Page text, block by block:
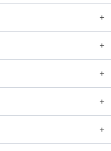
＋
＋
＋
＋
＋